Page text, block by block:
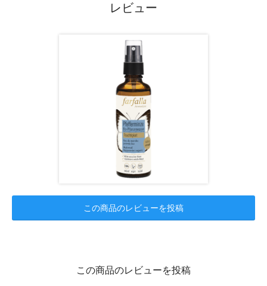
レビュー
この商品のレビューを投稿
この商品のレビューを投稿